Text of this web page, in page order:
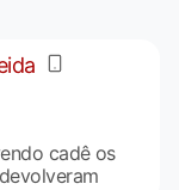
cadê os